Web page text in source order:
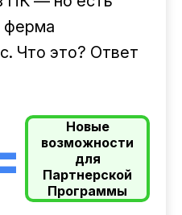
ферма
Что это? Ответ
Новые
возможности
для
Партнерской
Программы